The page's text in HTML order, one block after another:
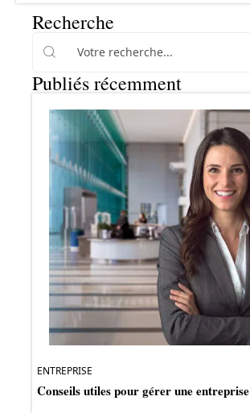
Recherche
Publiés récemment
ENTREPRISE
Conseils utiles pour gérer une entreprise